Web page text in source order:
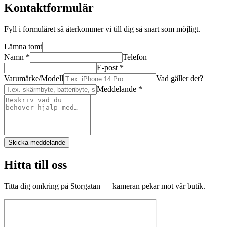
Kontaktformulär
Fyll i formuläret så återkommer vi till dig så snart som möjligt.
Lämna tomt
Namn *
Telefon
E-post *
Varumärke/Modell
Vad gäller det?
Meddelande *
Skicka meddelande
Hitta till oss
Titta dig omkring på Storgatan — kameran pekar mot vår butik.